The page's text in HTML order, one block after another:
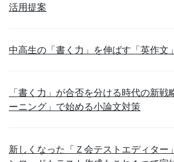
活用提案
中高生の「書く力」を伸ばす「英作文
「書く力」が合否を分ける時代の新
ーニング」で始める小論文対策
新しくなった「Ｚ会テストエディター